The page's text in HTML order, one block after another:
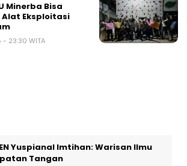
Minerba Bisa
Eksploitasi
- 23:30 WITA
Yuspianal Imtihan: Warisan Ilmu
Tangan